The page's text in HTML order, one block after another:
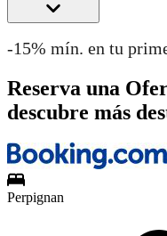
-15% mín. en tu
Reserva una
descubre más
Perpignan